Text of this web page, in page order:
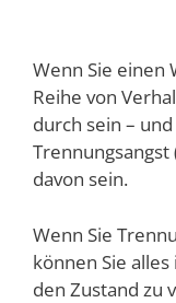
Wenn Sie einen
Reihe von
durch sein –
davon sein.
Wenn Sie
können Sie
den Zustand zu